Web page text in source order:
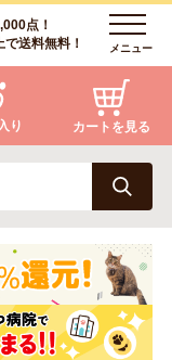
点！
送料無料！
メニュー
・爬虫類・昆虫
り カートを見る